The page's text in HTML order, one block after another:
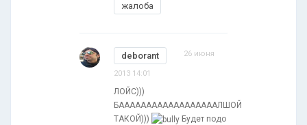
жалоба
deborant 26 июня
2013 14:01
ЛОЙС)))
БААААААААААААААААААЛШОЙ
ТАКОЙ)))
Будет подо